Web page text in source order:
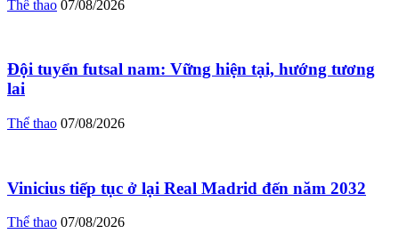
Thể thao 07/08/2026
Đội tuyển futsal nam: Vững hiện tại, hướng tương
lai
Thể thao 07/08/2026
Vinicius tiếp tục ở lại Real Madrid đến năm 2032
Thể thao 07/08/2026